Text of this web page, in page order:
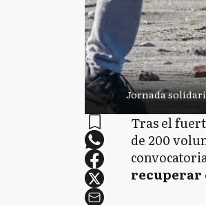
Jornada
Tras el
de 200
recuperar